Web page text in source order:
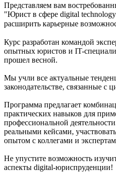
Представляем вам
"Юрист в сфере digital
расширить карьерные
Курс разработан командой
опытных юристов и IT-
прошел весной.
Мы учли все актуальные
законодательстве, связанные с
Программа предлагает
практических навыков для
профессиональной
реальными кейсами,
опытом с коллегами и
Не упустите возможность
аспекты digital-юриспруденции!